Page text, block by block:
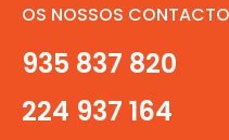
OS NOSSOS
935 837 820
224 937 164